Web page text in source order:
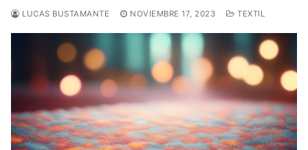
LUCAS BUSTAMANTE NOVIEMBRE 17, 2023 TEXTIL